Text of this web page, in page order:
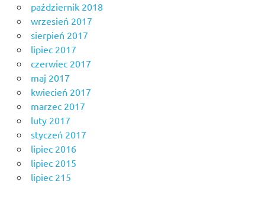
październik 2018
wrzesień 2017
sierpień 2017
lipiec 2017
czerwiec 2017
maj 2017
kwiecień 2017
marzec 2017
luty 2017
styczeń 2017
lipiec 2016
lipiec 2015
lipiec 215